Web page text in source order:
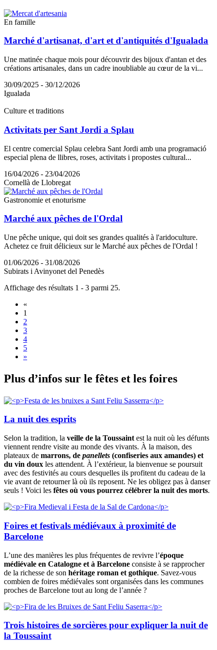
En famille
Marché d'artisanat, d'art et d'antiquités d'Igualada
Une matinée chaque mois pour découvrir des bijoux d'antan et des
créations artisanales, dans un cadre inoubliable au cœur de la vi...
30/09/2025 - 30/12/2026
Igualada
Culture et traditions
Activitats per Sant Jordi a Splau
El centre comercial Splau celebra Sant Jordi amb una programació
especial plena de llibres, roses, activitats i propostes cultural...
16/04/2026 - 23/04/2026
Cornellà de Llobregat
Gastronomie et enoturisme
Marché aux pêches de l'Ordal
Une pêche unique, qui doit ses grandes qualités à l'aridoculture.
Achetez ce fruit délicieux sur le Marché aux pêches de l'Ordal !
01/06/2026 - 31/08/2026
Subirats i Avinyonet del Penedès
Affichage des résultats 1 - 3 parmi 25.
«
1
2
3
4
5
»
Plus d’infos sur le fêtes et les foires
La nuit des esprits
Selon la tradition, la veille de la Toussaint est la nuit où les défunts
viennent rendre visite au monde des vivants. À la maison, des
plateaux de marrons, de panellets (confiseries aux amandes) et
du vin doux les attendent. À l’extérieur, la bienvenue se poursuit
avec des festivités au cours desquelles ils profitent du cadeau de la
vie avant de retourner là où ils reposent. Ne les obligez pas à danser
seuls ! Voici les fêtes où vous pourrez célébrer la nuit des morts.
Foires et festivals médiévaux à proximité de
Barcelone
L’une des manières les plus fréquentes de revivre l’époque
médiévale en Catalogne et à Barcelone consiste à se rapprocher
de la richesse de son héritage roman et gothique. Savez-vous
combien de foires médiévales sont organisées dans les communes
proches de Barcelone tout au long de l’année ?
Trois histoires de sorcières pour expliquer la nuit de
la Toussaint